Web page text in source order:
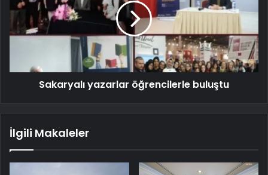
Sakaryalı yazarlar öğrencilerle buluştu
İlgili Makaleler